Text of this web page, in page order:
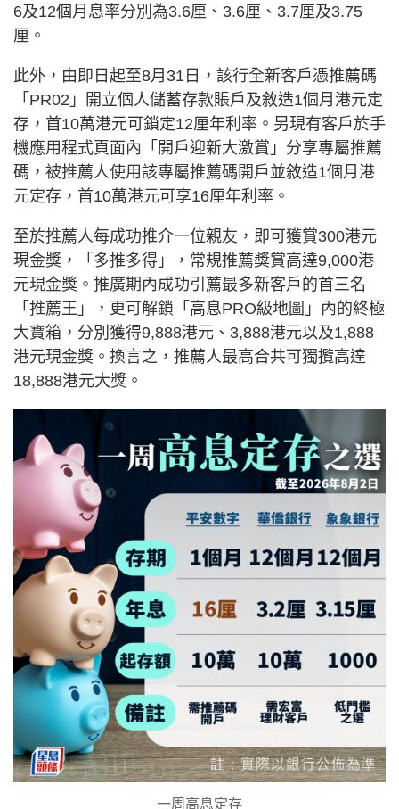
6及12個月息率分別為3.6厘、3.6厘、3.7厘及3.75
厘。
此外，由即日起至8月31日，該行全新客戶憑推薦碼
「PR02」開立個人儲蓄存款賬戶及敘造1個月港元定
存，首10萬港元可鎖定12厘年利率。另現有客戶於手
機應用程式頁面內「開戶迎新大激賞」分享專屬推薦
碼，被推薦人使用該專屬推薦碼開戶並敘造1個月港
元定存，首10萬港元可享16厘年利率。
至於推薦人每成功推介一位親友，即可獲賞300港元
現金獎，「多推多得」，常規推薦獎賞高達9,000港
元現金獎。推廣期內成功引薦最多新客戶的首三名
「推薦王」，更可解鎖「高息PRO級地圖」內的終極
大寶箱，分別獲得9,888港元、3,888港元以及1,888
港元現金獎。換言之，推薦人最高合共可獨攬高達
18,888港元大獎。
一周高息定存